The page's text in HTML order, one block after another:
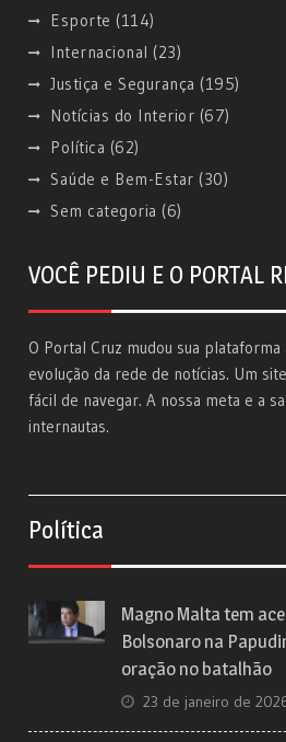
Esporte (114)
Internacional (23)
Justiça e Segurança (195)
Notícias do Interior (67)
Política (62)
Saúde e Bem-Estar (30)
Sem categoria (6)
VOCÊ PEDIU E O PORTAL
O Portal Cruz mudou sua plataforma
evolução da rede de notícias. Um
fácil de navegar. A nossa meta e a
internautas.
Política
Magno Malta tem
Bolsonaro na
oração no batalhão
23 de janeiro de